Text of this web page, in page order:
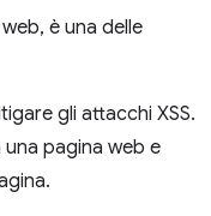
è una delle
gli attacchi XSS.
una pagina web e